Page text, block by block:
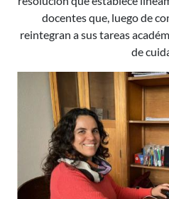
docentes que, luego de
reintegran a sus tareas
de